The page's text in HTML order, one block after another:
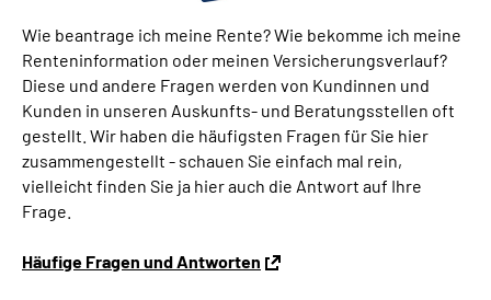
Wie beantrage ich meine Rente? Wie bekomme ich meine
Renteninformation oder meinen Versicherungsverlauf?
Diese und andere Fragen werden von Kundinnen und
Kunden in unseren Auskunfts- und Beratungsstellen oft
gestellt. Wir haben die häufigsten Fragen für Sie hier
zusammengestellt - schauen Sie einfach mal rein,
vielleicht finden Sie ja hier auch die Antwort auf Ihre
Frage.
Häufige Fragen und Antworten